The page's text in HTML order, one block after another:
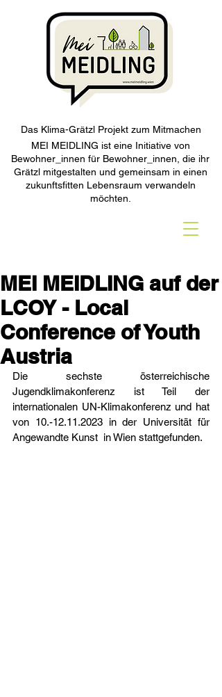
Das Klima-Grätzl Projekt zum Mitmachen
MEI MEIDLING ist eine Initiative von
Bewohner_innen für Bewohner_innen, die ihr
Grätzl mitgestalten und gemeinsam in einen
zukunftsfitten Lebensraum verwandeln
möchten.
MEI MEIDLING auf der
LCOY - Local
Conference of Youth
Austria
Die sechste österreichische
Jugendklimakonferenz ist Teil der
internationalen UN-Klimakonferenz und hat
von 10.-12.11.2023 in der Universität für
Angewandte Kunst  in Wien stattgefunden.